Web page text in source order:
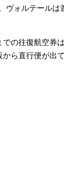
ヴォルテール
の往復航空券
ら直行便が出